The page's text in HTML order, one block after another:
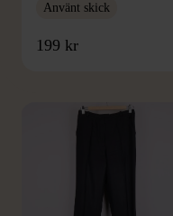
Använt skick
199 kr
FRÅN